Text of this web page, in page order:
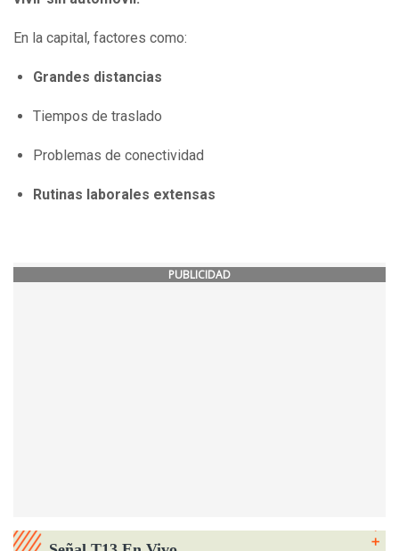
En la capital, factores como:
Grandes distancias
Tiempos de traslado
Problemas de conectividad
Rutinas laborales extensas
PUBLICIDAD